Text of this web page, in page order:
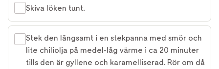
Skiva löken tunt.
Stek den långsamt i en stekpanna med smör och
lite chiliolja på medel-låg värme i ca 20 minuter
tills den är gyllene och karamelliserad. Rör om då